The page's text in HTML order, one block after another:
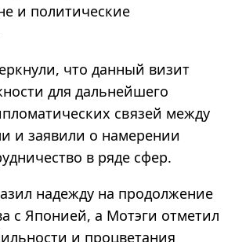
и политические
что данный визит
для дальнейшего
связей между
и заявили о намерении
в ряде сфер.
надежду на продолжение
с Японией, а Мотэги отметил
и процветания